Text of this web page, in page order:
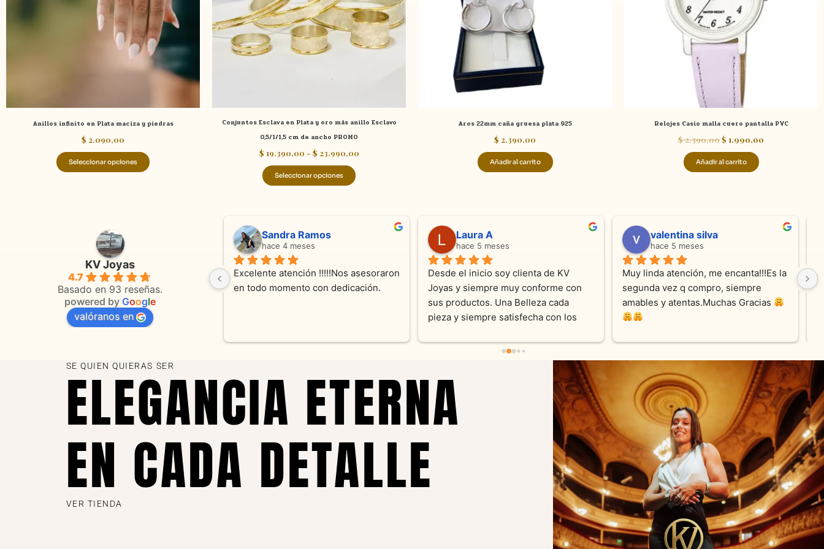
Anillos infinito en Plata maciza y piedras
$ 2.090,00
Seleccionar opciones
opciones
pueden
elegir
en
de
producto
Conjuntos Esclava en Plata y oro más anillo Esclavo
0,5/1/1,5 cm de ancho PROMO
$ 19.390,00 - $ 23.990,00
Seleccionar opciones
opciones
se
pueden
elegir
de
producto
Aros 22mm caña gruesa plata 925
$ 2.390,00
Añadir al carrito
Relojes Casio malla cuero pantalla PVC
$2.390,00$ 1.990,00
Añadir al carrito
KV Joyas
4.7
Basado en 93 reseñas.
powered by Google
valóranos en
Adriana Ghisoli
hace 3 meses
Muy buena atención, con amabilidad y
orientaciones convenientes
Sandra Ramos
hace 4 meses
Excelente atención !!!!!Nos asesoraron
en todo momento con dedicación.
Laura A
hace 5 meses
Desde el inicio soy clienta de KV
Joyas y siempre muy conforme con
sus productos. Una Belleza cada
pieza y siempre satisfecha con los
recomendable
valentina silva
hace 5 meses
Muy linda atención, me encanta!!!Es la
segunda vez q compro, siempre
amables y atentas.Muchas Gracias
SE QUIEN QUIERAS SER
ELEGANCIA ETERNA
EN CADA DETALLE
VER TIENDA